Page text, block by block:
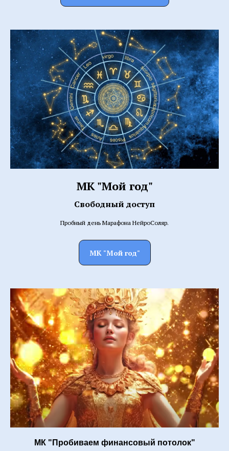
МК "Мой год"
Свободный доступ
Пробный день Марафона НейроСоляр.
МК "Мой год"
МК "Пробиваем финансовый потолок"